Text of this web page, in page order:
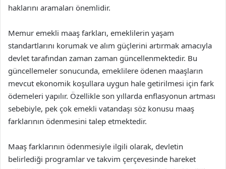
haklarını aramaları önemlidir.
Memur emekli maaş farkları, emeklilerin yaşam
standartlarını korumak ve alım güçlerini artırmak amacıyla
devlet tarafından zaman zaman güncellenmektedir. Bu
güncellemeler sonucunda, emeklilere ödenen maaşların
mevcut ekonomik koşullara uygun hale getirilmesi için fark
ödemeleri yapılır. Özellikle son yıllarda enflasyonun artması
sebebiyle, pek çok emekli vatandaşı söz konusu maaş
farklarının ödenmesini talep etmektedir.
Maaş farklarının ödenmesiyle ilgili olarak, devletin
belirlediği programlar ve takvim çerçevesinde hareket